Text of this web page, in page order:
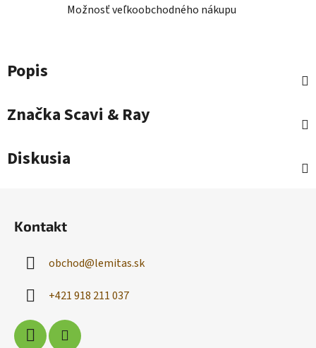
Možnosť veľkoobchodného nákupu
Popis
ZnačkaScavi & Ray
Diskusia
Kontakt
obchod@lemitas.sk
+421 918 211 037